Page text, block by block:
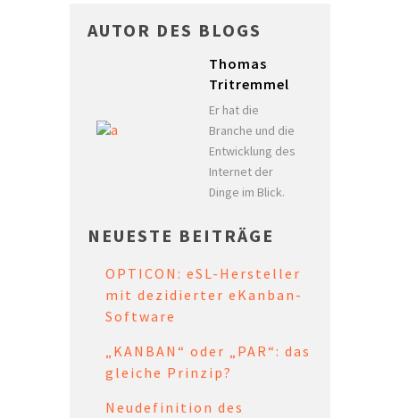
AUTOR DES BLOGS
Thomas
Tritremmel
Er hat die
Branche und die
Entwicklung des
Internet der
Dinge im Blick.
NEUESTE BEITRÄGE
OPTICON: eSL-Hersteller
mit dezidierter eKanban-
Software
„KANBAN“ oder „PAR“: das
gleiche Prinzip?
Neudefinition des